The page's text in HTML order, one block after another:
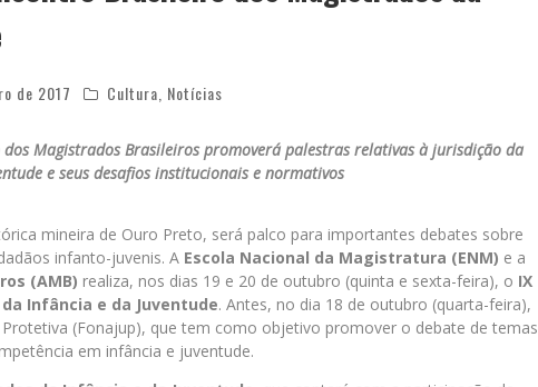
de 2017 Cultura Notícias
dos Magistrados Brasileiros promoverá palestrasrelativas à jurisdição da
e seus desafios institucionais e normativos
mineira de Ouro Preto, será palco para importantes debates sobre
infanto-juvenis. A Escola Nacional da Magistratura (ENM) e a
(AMB) realiza, nos dias 19 e 20 de outubro (quinta e sexta-feira), o IX
Infância e da Juventude. Antes, no dia 18 de outubro (quarta-feira),
(Fonajup), que tem como objetivo promover o debate de temas
em infância e juventude.